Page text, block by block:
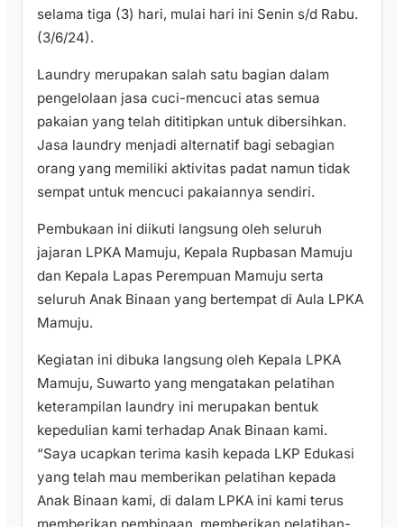
selama tiga (3) hari, mulai hari ini Senin s/d Rabu.
(3/6/24).
Laundry merupakan salah satu bagian dalam
pengelolaan jasa cuci-mencuci atas semua
pakaian yang telah dititipkan untuk dibersihkan.
Jasa laundry menjadi alternatif bagi sebagian
orang yang memiliki aktivitas padat namun tidak
sempat untuk mencuci pakaiannya sendiri.
Pembukaan ini diikuti langsung oleh seluruh
jajaran LPKA Mamuju, Kepala Rupbasan Mamuju
dan Kepala Lapas Perempuan Mamuju serta
seluruh Anak Binaan yang bertempat di Aula LPKA
Mamuju.
Kegiatan ini dibuka langsung oleh Kepala LPKA
Mamuju, Suwarto yang mengatakan pelatihan
keterampilan laundry ini merupakan bentuk
kepedulian kami terhadap Anak Binaan kami.
“Saya ucapkan terima kasih kepada LKP Edukasi
yang telah mau memberikan pelatihan kepada
Anak Binaan kami, di dalam LPKA ini kami terus